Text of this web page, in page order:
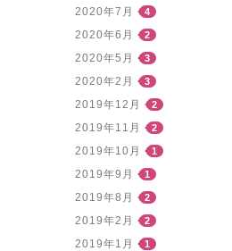
2020年7月 4
2020年6月 2
2020年5月 3
2020年2月 3
2019年12月 2
2019年11月 2
2019年10月 1
2019年9月 1
2019年8月 2
2019年2月 2
2019年1月 1